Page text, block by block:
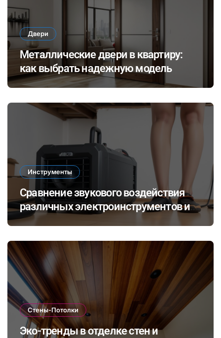
Двери
Металлические двери в квартиру:
как выбрать надежную модель
Инструменты
Сравнение звукового воздействия
различных электроинструментов и
его влияние на здоровье при ремонте
Стены-Потолки
Эко-тренды в отделке стен и